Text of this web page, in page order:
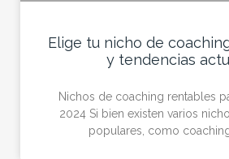
Elige tu nicho de
y tendencias
Nichos de coaching rentables
2024 Si bien existen varios
populares, como